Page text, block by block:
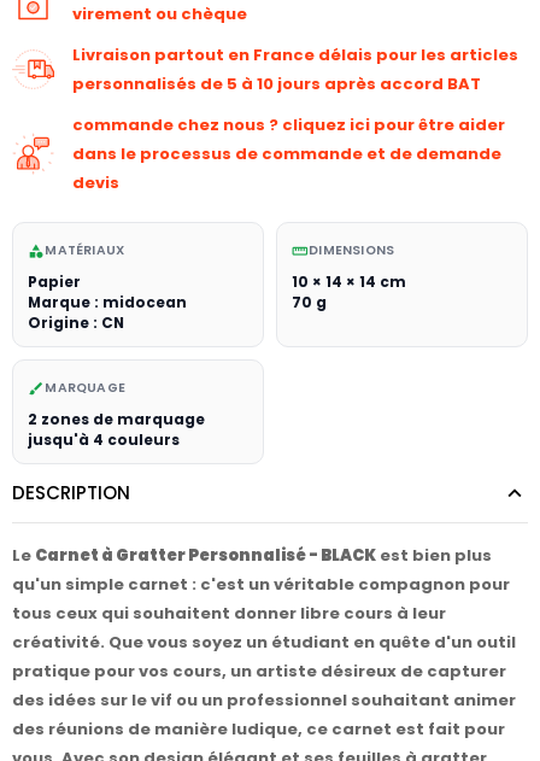
virement ou chèque
Livraison partout en France délais pour les articles
personnalisés de 5 à 10 jours après accord BAT
commande chez nous ? cliquez ici pour être aider
dans le processus de commande et de demande
devis
categoryMATÉRIAUX
Papier
Marque : midocean
Origine : CN
straightenDIMENSIONS
10 × 14 × 14 cm
70 g
brush MARQUAGE
2 zones de marquage
jusqu'à 4 couleurs
DESCRIPTION
Le Carnet à Gratter Personnalisé - BLACK est bien plus
qu'un simple carnet : c'est un véritable compagnon pour
tous ceux qui souhaitent donner libre cours à leur
créativité. Que vous soyez un étudiant en quête d'un outil
pratique pour vos cours, un artiste désireux de capturer
des idées sur le vif ou un professionnel souhaitant animer
des réunions de manière ludique, ce carnet est fait pour